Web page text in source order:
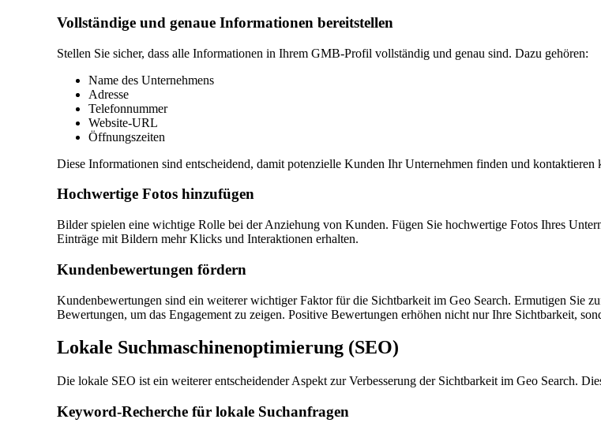
Vollständige und genaue Informationen bereitstellen
Stellen Sie sicher, dass alle Informationen in Ihrem GMB-Profil vollständig und genau sind. Dazu gehören:
Name des Unternehmens
Adresse
Telefonnummer
Website-URL
Öffnungszeiten
Diese Informationen sind entscheidend, damit potenzielle Kunden Ihr Unternehmen finden und kontaktieren
Hochwertige Fotos hinzufügen
Bilder spielen eine wichtige Rolle bei der Anziehung von Kunden. Fügen Sie hochwertige Fotos Ihres
Einträge mit Bildern mehr Klicks und Interaktionen erhalten.
Kundenbewertungen fördern
Kundenbewertungen sind ein weiterer wichtiger Faktor für die Sichtbarkeit im Geo Search. Ermutigen Sie
Bewertungen, um das Engagement zu zeigen. Positive Bewertungen erhöhen nicht nur Ihre Sichtbarkeit,
Lokale Suchmaschinenoptimierung (SEO)
Die lokale SEO ist ein weiterer entscheidender Aspekt zur Verbesserung der Sichtbarkeit im Geo Search.
Keyword-Recherche für lokale Suchanfragen